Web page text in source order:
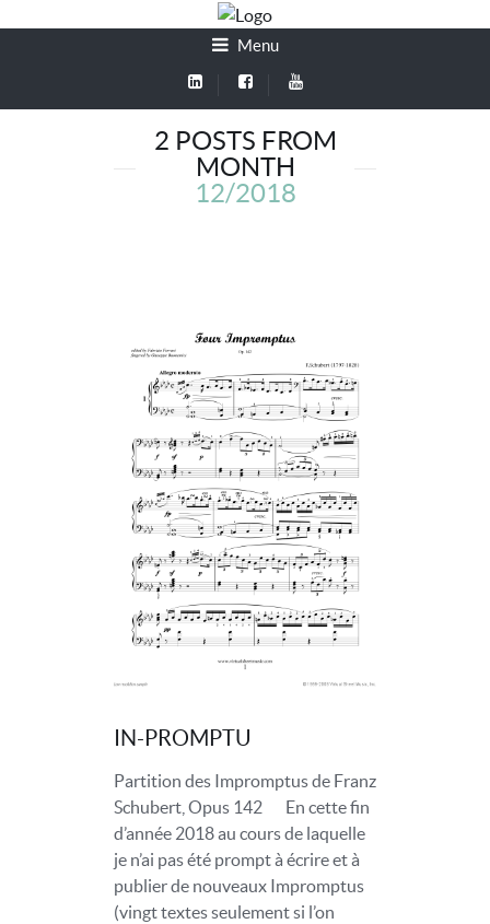
Menu
2 POSTS FROM
MONTH
12/2018
IN-PROMPTU
Partition des Impromptus de Franz
Schubert, Opus 142 En cette fin
d’année 2018 au cours de laquelle
je n’ai pas été prompt à écrire et à
publier de nouveaux Impromptus
(vingt textes seulement si l’on